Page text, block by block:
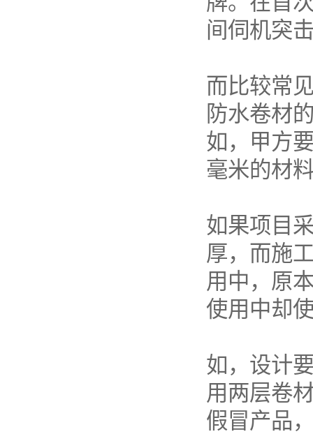
间伺机突
而比较常
防水卷材
如，甲方
毫米的材
如果项目
厚，而施
用中，原
使用中却
如，设计
用两层卷
假冒产品